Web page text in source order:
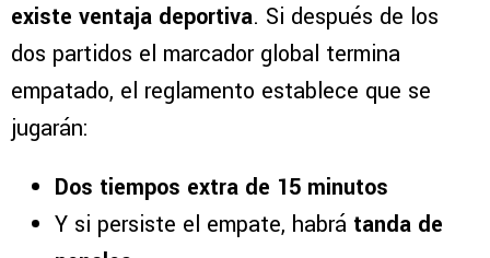
existe ventaja deportiva. Si después de los
dos partidos el marcador global termina
empatado, el reglamento establece que se
jugarán:
Dos tiempos extra de 15 minutos
Y si persiste el empate, habrá tanda de